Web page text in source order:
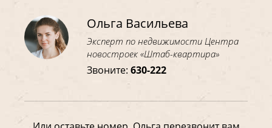
Ольга Васильева
Эксперт по недвижимости Центра
новостроек «Штаб-квартира»
Звоните:630-222